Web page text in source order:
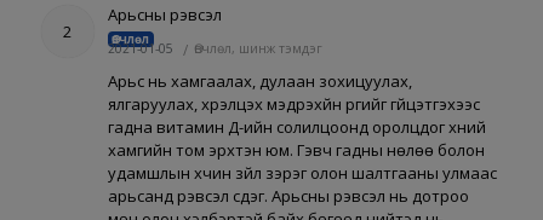
2
Арьсны үрэвсэл
Өвчлөл
2021-01-05 / Өвчлөл, шинж тэмдэг
Арьс нь хамгаалах, дулаан зохицуулах,
ялгаруулах, хүрэлцэх мэдрэхүйн үүргийг гүйцэтгэхээс
гадна витамин Д-ийн солилцоонд оролцдог хүний
хамгийн том эрхтэн юм. Гэвч гадны нөлөө болон
удамшлын хүчин зүйл зэрэг олон шалтгааны улмаас
арьсанд үрэвсэл үүсдэг. Арьсны үрэвсэл нь дотроо